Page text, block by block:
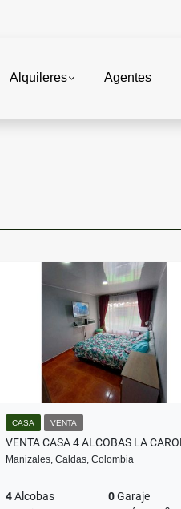
Alquileres Agentes
CASA VENTA
Manizales, Caldas, Colombia
4Alcobas 0Garaje